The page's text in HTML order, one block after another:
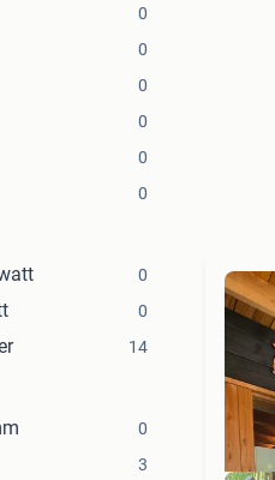
0
0
0
0
0
0
0
0
14
0
3